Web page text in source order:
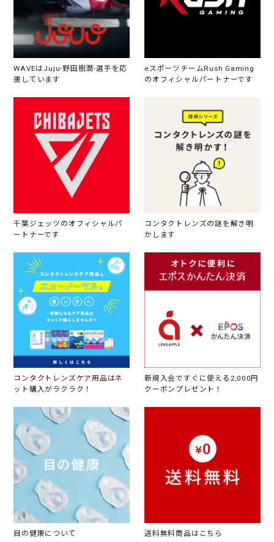
WAVEはJuju-野田樹潤-選手を応
援しています
eスポーツチームRush Gaming
のオフィシャルパートナーです
千葉ジェッツのオフィシャルパ
ートナーです
コンタクトレンズの謎を解き明
かします
コンタクトレンズケア用品はネ
ット購入がラクラク！
新規入会ですぐに使える2,000円
クーポンプレゼント！
目の健康について 送料無料商品はこちら